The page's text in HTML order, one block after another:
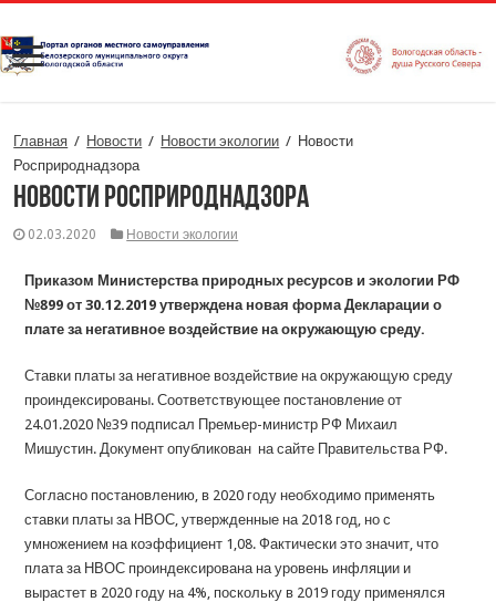
Главная / Новости / Новости экологии / Новости
Росприроднадзора
Новости Росприроднадзора
02.03.2020 Новости экологии
Приказом Министерства природных ресурсов и экологии РФ
№899 от 30.12.2019 утверждена новая форма Декларации о
плате за негативное воздействие на окружающую среду.
Ставки платы за негативное воздействие на окружающую среду
проиндексированы. Соответствующее постановление от
24.01.2020 №39 подписал Премьер-министр РФ Михаил
Мишустин. Документ опубликован на сайте Правительства РФ.
Согласно постановлению, в 2020 году необходимо применять
ставки платы за НВОС, утвержденные на 2018 год, но с
умножением на коэффициент 1,08. Фактически это значит, что
плата за НВОС проиндексирована на уровень инфляции и
вырастет в 2020 году на 4%, поскольку в 2019 году применялся